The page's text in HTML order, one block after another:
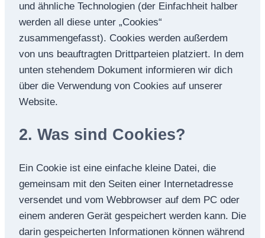
und ähnliche Technologien (der Einfachheit halber
werden all diese unter „Cookies“
zusammengefasst). Cookies werden außerdem
von uns beauftragten Drittparteien platziert. In dem
unten stehendem Dokument informieren wir dich
über die Verwendung von Cookies auf unserer
Website.
2. Was sind Cookies?
Ein Cookie ist eine einfache kleine Datei, die
gemeinsam mit den Seiten einer Internetadresse
versendet und vom Webbrowser auf dem PC oder
einem anderen Gerät gespeichert werden kann. Die
darin gespeicherten Informationen können während